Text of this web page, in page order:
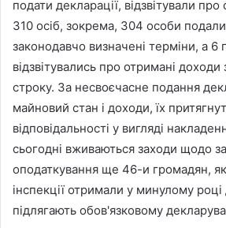
подати декларації, відзвітували
310 осіб, зокрема, 304 особи подали
законодавчо визначені терміни, а 6
відзвітувались про отримані
строку. За несвоєчасне подання
майновий стан і доходи, їх
відповідальності у вигляді
сьогодні вживаються заходи щодо
оподаткування ще 46-и громадян,
інспекції отримали у минулому році
підлягають обов'язковому